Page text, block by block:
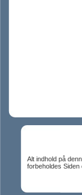
Alt indhold på
forbeholdes Siden